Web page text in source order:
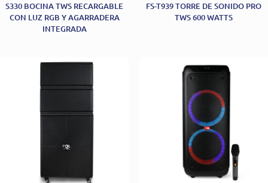
S330 BOCINA TWS RECARGABLE
CON LUZ RGB Y AGARRADERA
INTEGRADA
FS-T939 TORRE DE SONIDO PRO
TWS 600 WATTS